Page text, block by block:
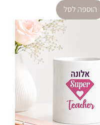
הוספה לסל